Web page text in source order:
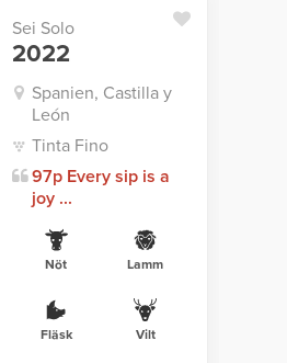
Sei Solo
2022
Spanien, Castilla y
León
Tinta Fino
97p Every sip is a
joy ...
Nöt Lamm
Fläsk Vilt